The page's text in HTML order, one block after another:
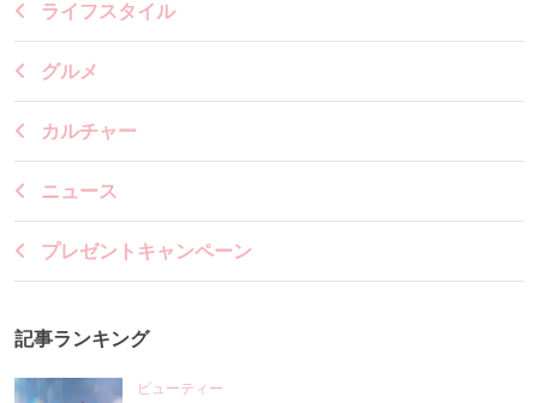
ライフスタイル
グルメ
カルチャー
ニュース
プレゼントキャンペーン
記事ランキング
ビューティー